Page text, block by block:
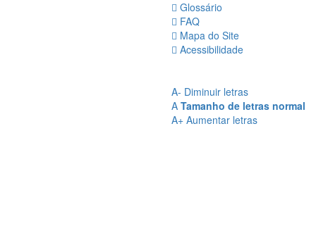
Glossário
FAQ
Mapa do Site
Acessibilidade
A- Diminuir letras
A Tamanho de letras normal
A+ Aumentar letras